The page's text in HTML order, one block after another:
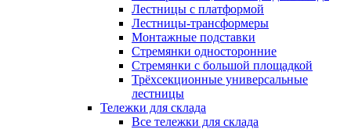
Лестницы с платформой
Лестницы-трансформеры
Монтажные подставки
Стремянки односторонние
Стремянки с большой площадкой
Трёхсекционные универсальные
лестницы
Тележки для склада
Все тележки для склада